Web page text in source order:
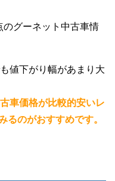
グーネット中古車情
値下がり幅があまり大
車価格が比較的安いレ
るのがおすすめです。